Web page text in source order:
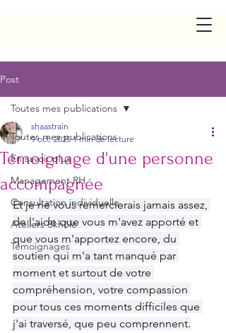
Post
Toutes mes publications
En savoir plus
Management RH
Consultation individuelle
Ateliers Skhôlè
Témoignages
Toutes mes publications
Témoignage d'une personne
accompagnée
shaastrain
9 oct. 2025 1 min de lecture
Et je ne vous remercierais jamais assez,
de l'aide que vous m'avez apporté et
que vous m'apportez encore, du
soutien qui m'a tant manqué par
moment et surtout de votre
compréhension, votre compassion
pour tous ces moments difficiles que
j'ai traversé, que peu comprennent.